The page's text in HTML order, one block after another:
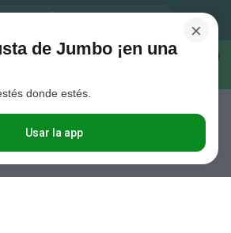
×
de Jumbo ¡en una
donde estés.
Usar la app
Fiambres Jamón Cocido y Crudo